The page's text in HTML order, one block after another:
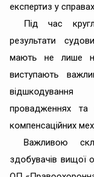
експертиз у
Під час
результати
мають не лише
виступають
провадженнях та
компенсаційних
Важливою
здобувачів вищої